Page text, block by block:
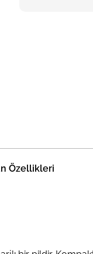
Özellikleri